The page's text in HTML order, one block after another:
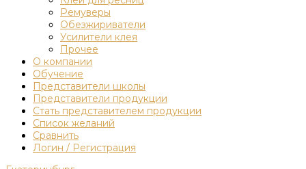
Ремуверы
Обезжириватели
Усилители клея
Прочее
О компании
Обучение
Представители школы
Представители продукции
Стать представителем продукции
Список желаний
Сравнить
Логин / Регистрация